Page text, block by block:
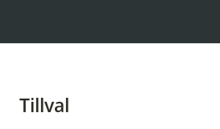
Tillval